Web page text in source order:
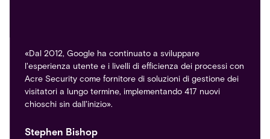
«Dal 2012, Google ha continuato a sviluppare
l'esperienza utente e i livelli di efficienza dei processi con
Acre Security come fornitore di soluzioni di gestione dei
visitatori a lungo termine, implementando 417 nuovi
chioschi sin dall'inizio».
Stephen Bishop